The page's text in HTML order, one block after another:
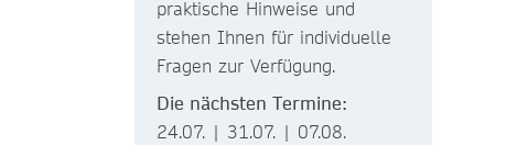
praktische Hinweise und
stehen Ihnen für individuelle
Fragen zur Verfügung.
Die nächsten Termine:
24.07. | 31.07. | 07.08.